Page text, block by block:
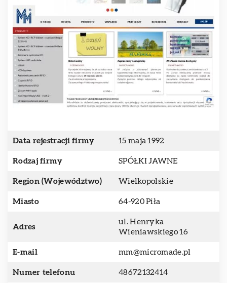
Data rejestracji firmy 15 maja 1992
Rodzaj firmy SPÓŁKI JAWNE
Region (Województwo) Wielkopolskie
Miasto 64-920 Piła
Adres
ul. Henryka
Wieniawskiego 16
E-mail mm@micromade.pl
Numer telefonu 48672132414